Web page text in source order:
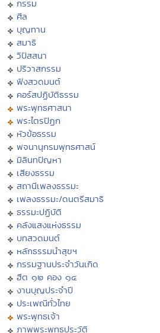
กรรม
ศีล
บุญทาน
สมาธิ
วิปัสสนา
ปริวาสกรรม
ฟังสวดมนต์
คอร์สปฏิบัติธรรม
พระพุทธศาสนา
พระไตรปิฏก
หัวข้อธรรม
พจนานุกรมพุทธศาสน์
มิลินทปัญหา
เสียงธรรม
สถานีเพลงธรรมะ
เพลงธรรมะ/ดนตรีสมาธิ
ธรรมะปฏิบัติ
คลังแสงแห่งธรรม
บทสวดมนต์
หลักธรรมนำสุขฯ
กรรมฐานประจำวันเกิด
ฮีต ๑๒ คอง ๑๔
งานบุญประจำปี
ประเพณีทั่วไทย
พระพุทธเจ้า
ภาพพระพุทธประวัติ